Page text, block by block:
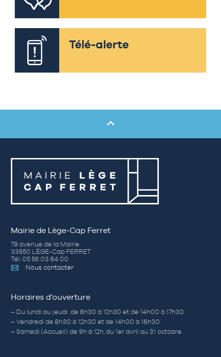
Télé-alerte
Mairie de Lège-Cap Ferret
79 avenue de la Mairie
33950 LÈGE-Cap FERRET
Tél. 05 56 03 84 00
Nous contacter
Horaires d’ouverture
– Du lundi au jeudi de 8h30 à 12h30 et de 14h00 à 17h30
– Vendredi de 8h30 à 12h30 et de 14h00 à 16h30
– Samedi (Accueil) de 9h à 12h, du 1er avril au 31 octobre.